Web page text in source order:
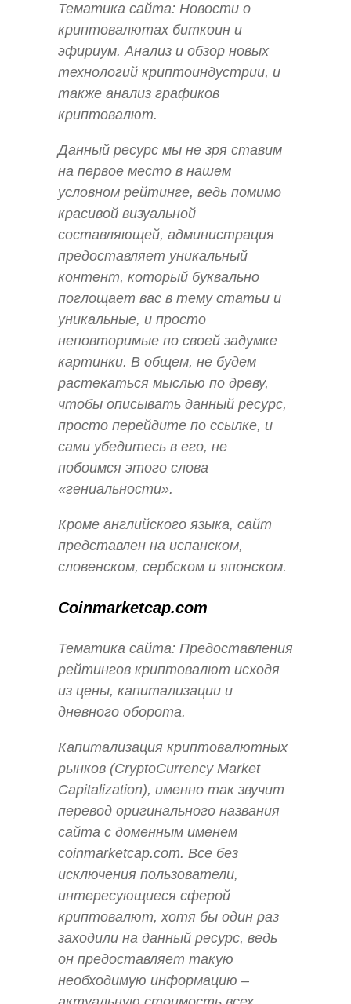
Тематика сайта: Новости о
криптовалютах биткоин и
эфириум. Анализ и обзор новых
технологий криптоиндустрии, и
также анализ графиков
криптовалют.
Данный ресурс мы не зря ставим
на первое место в нашем
условном рейтинге, ведь помимо
красивой визуальной
составляющей, администрация
предоставляет уникальный
контент, который буквально
поглощает вас в тему статьи и
уникальные, и просто
неповторимые по своей задумке
картинки. В общем, не будем
растекаться мыслью по древу,
чтобы описывать данный ресурс,
просто перейдите по ссылке, и
сами убедитесь в его, не
побоимся этого слова
«гениальности».
Кроме английского языка, сайт
представлен на испанском,
словенском, сербском и японском.
Coinmarketcap.com
Тематика сайта: Предоставления
рейтингов криптовалют исходя
из цены, капитализации и
дневного оборота.
Капитализация криптовалютных
рынков (CryptoCurrency Market
Capitalization), именно так звучит
перевод оригинального названия
сайта с доменным именем
coinmarketcap.com. Все без
исключения пользователи,
интересующиеся сферой
криптовалют, хотя бы один раз
заходили на данный ресурс, ведь
он предоставляет такую
необходимую информацию –